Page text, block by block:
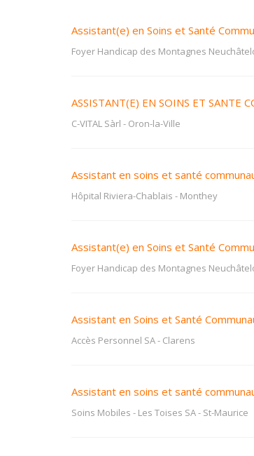
Assistant(e) en Soins et Santé
Foyer Handicap des Montagnes
ASSISTANT(E) EN SOINS ET SANTE
C-VITAL Sàrl - Oron-la-Ville
Assistant en soins et santé
Hôpital Riviera-Chablais - Monthey
Assistant(e) en Soins et Santé
Foyer Handicap des Montagnes
Assistant en Soins et Santé
Accès Personnel SA- Clarens
Assistant en soins et santé
Soins Mobiles - Les Toises SA- St-Maurice